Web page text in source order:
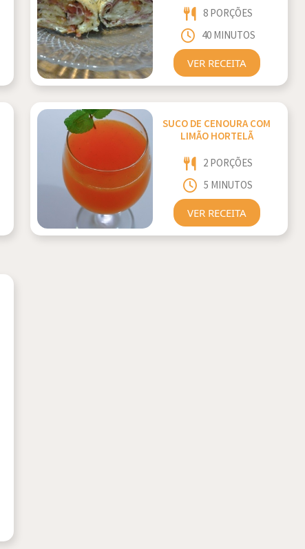
8 PORÇÕES
40 MINUTOS
VER RECEITA
SUCO DE CENOURA COM
LIMÃO HORTELÃ
2 PORÇÕES
5 MINUTOS
VER RECEITA